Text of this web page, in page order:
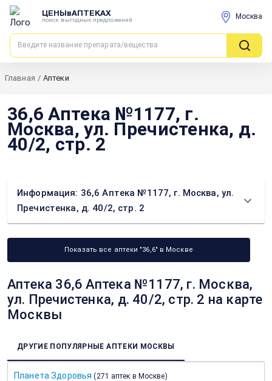
ЦЕНЫвАПТЕКАХ
поиск выгодных предложений Москва
Главная / Аптеки
36,6 Аптека №1177, г.
Москва, ул. Пречистенка, д.
40/2, стр. 2
Информация: 36,6 Аптека №1177, г. Москва, ул.
Пречистенка, д. 40/2, стр. 2
Показать все аптеки "36,6" в Москве
Аптека 36,6 Аптека №1177, г. Москва,
ул. Пречистенка, д. 40/2, стр. 2 на карте
Москвы
ДРУГИЕ ПОПУЛЯРНЫЕ АПТЕКИ МОСКВЫ
Планета Здоровья (271 аптек в Москве)